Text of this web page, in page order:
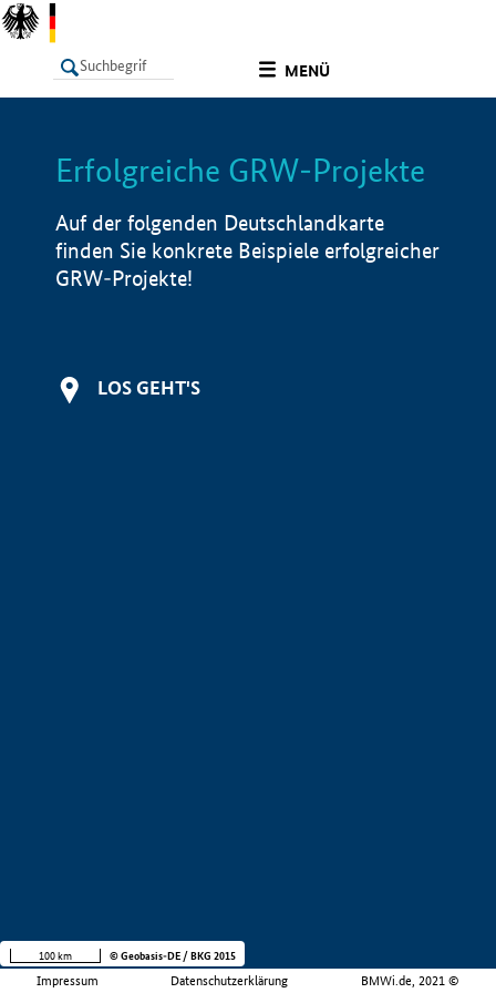
MENÜ
LISTE Info
Erfolgreiche GRW-Projekte
Auf der folgenden Deutschlandkarte
finden Sie konkrete Beispiele erfolgreicher
GRW-Projekte!
LOS GEHT'S
Impressum Datenschutzerklärung BMWi.de, 2021 ©
100 km © Geobasis-DE / BKG 2015